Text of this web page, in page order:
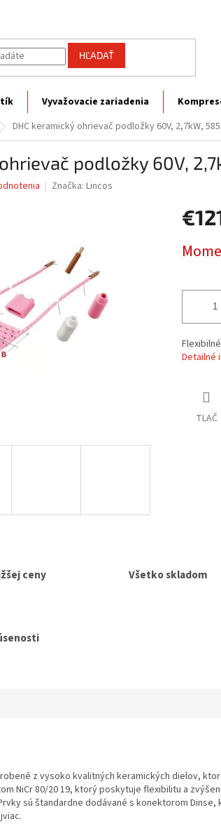
HĽADAŤ
Vyvažovacie zariadenia
DHC keramický ohrievač podložky 60V, 2,7kW,
podložky 60V,
Značka: Lincos
cena:
Detailné
TLAČ
ceny Všetko skladom
z vysoko kvalitných keramických dielov,
NiCr 80/20 19, ktorý poskytuje flexibilitu a
sú štandardne dodávané s konektorom Dinse,